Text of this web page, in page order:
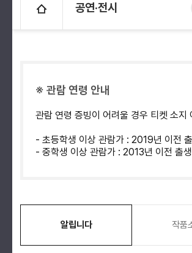
공연·전시
※ 관람 연령 안내
관람 연령 증빙이 어려울 경우 티켓 소
- 초등학생 이상 관람가 : 2019년 이전
- 중학생 이상 관람가 : 2013년 이전 출
알립니다 작품